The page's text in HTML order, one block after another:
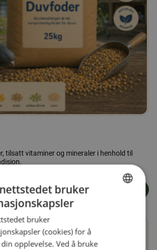
tilsatt vitaminer og mineraler i henhold til
Duefôr 25 kg
Legg i handlekurven
bruker
bruker
(cookies) for å
opplevelse. Ved å bruke